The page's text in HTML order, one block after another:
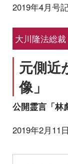
2019年4月号
大川隆法総
元側近
像」
公開霊言「林
2019年2月11